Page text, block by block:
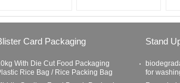
Card Packaging
With Die Cut Food Packaging
Rice Bag / Rice Packing Bag
Stand
for